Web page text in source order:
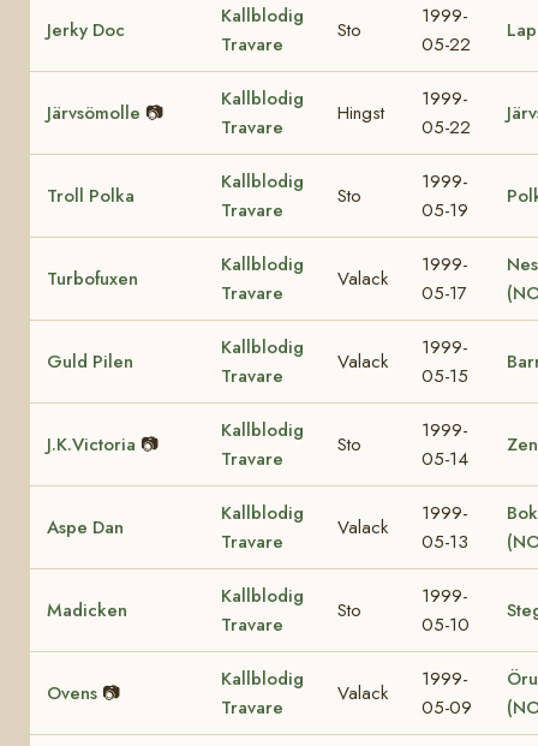
Jerky Doc
Kallblodig
Travare
Sto
1999-
05-22
Järvsömolle 📷
Kallblodig
Travare
Hingst
1999-
05-22
Troll Polka
Kallblodig
Travare
Sto
1999-
05-19
Turbofuxen
Kallblodig
Travare
Valack
1999-
05-17
Guld Pilen
Kallblodig
Travare
Valack
1999-
05-15
J.K.Victoria 📷
Kallblodig
Travare
Sto
1999-
05-14
Aspe Dan
Kallblodig
Travare
Valack
1999-
05-13
Madicken
Kallblodig
Travare
Sto
1999-
05-10
Ovens 📷
Kallblodig
Travare
Valack
1999-
05-09